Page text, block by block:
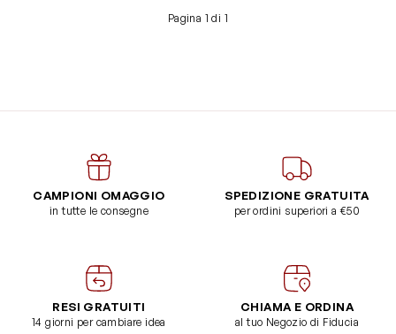
Pagina 1 di 1
CAMPIONI OMAGGIO
in tutte le consegne
SPEDIZIONE GRATUITA
per ordini superiori a €50
RESI GRATUITI
14 giorni per cambiare idea
CHIAMA E ORDINA
al tuo Negozio di Fiducia